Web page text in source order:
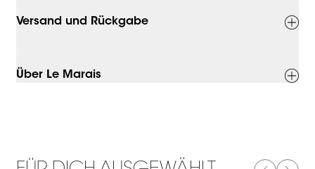
Versand und Rückgabe
Über Le Marais